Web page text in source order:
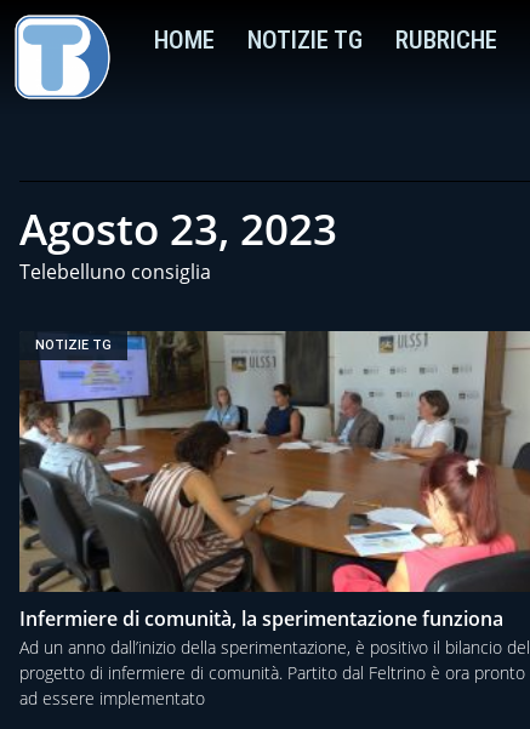
HOME NOTIZIE TG RUBRICHE
Agosto 23, 2023
Telebelluno consiglia
NOTIZIE TG
Infermiere di comunità, la sperimentazione funziona
Ad un anno dall’inizio della sperimentazione, è positivo il bilancio del
progetto di infermiere di comunità. Partito dal Feltrino è ora pronto
ad essere implementato